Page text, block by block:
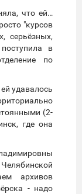
что ей…
"курсов
серьёзных,
в
по
удавалось
(2-
где она
архивов
- надо